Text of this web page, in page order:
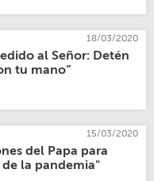
18/03/2020
al Señor: Detén
tu mano”
15/03/2020
del Papa para
la pandemia"